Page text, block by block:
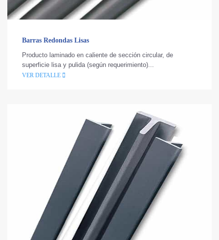
Barras Redondas Lisas
Producto laminado en caliente de sección circular, de
superficie lisa y pulida (según requerimiento)...
VER DETALLE